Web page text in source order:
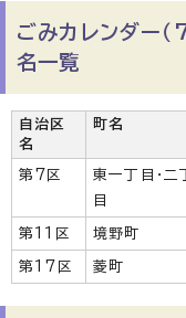
ごみカレンダー（
名一覧
自治区
名
町名
第7区
東一丁目・二
目
第11区 境野町
第17区 菱町